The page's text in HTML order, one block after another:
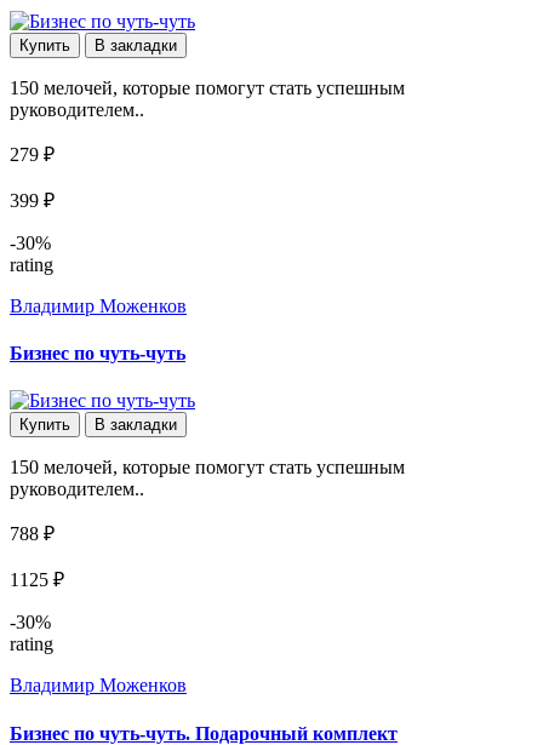
Купить В закладки
150 мелочей, которые помогут стать успешным
руководителем..
279 ₽
399 ₽
-30%
rating
Владимир Моженков
Бизнес по чуть-чуть
Купить В закладки
150 мелочей, которые помогут стать успешным
руководителем..
788 ₽
1125 ₽
-30%
rating
Владимир Моженков
Бизнес по чуть-чуть. Подарочный комплект